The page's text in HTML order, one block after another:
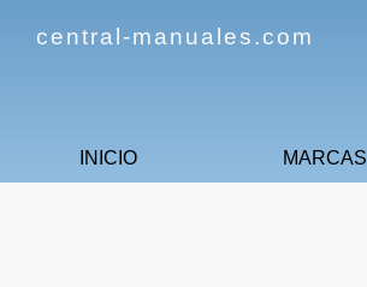
central-manuales.com
INICIO MARCAS